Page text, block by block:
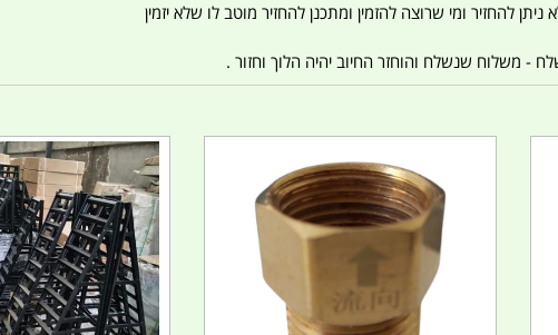
להחזיר ומי שרוצה להזמין ומתכנן להחזיר מוטב לו שלא יזמין
- משלוח שנשלח והוחזר החיוב יהיה הלוך וחזור .